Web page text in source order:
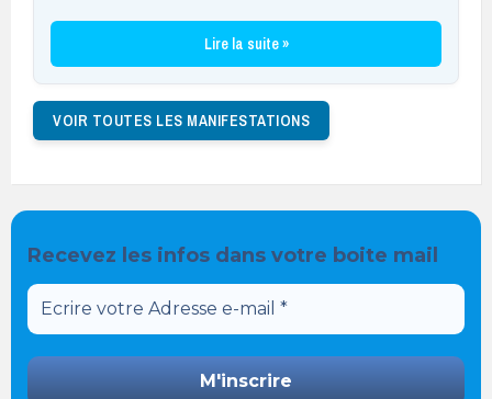
Lire la suite »
VOIR TOUTES LES MANIFESTATIONS
Recevez les infos dans votre boite mail